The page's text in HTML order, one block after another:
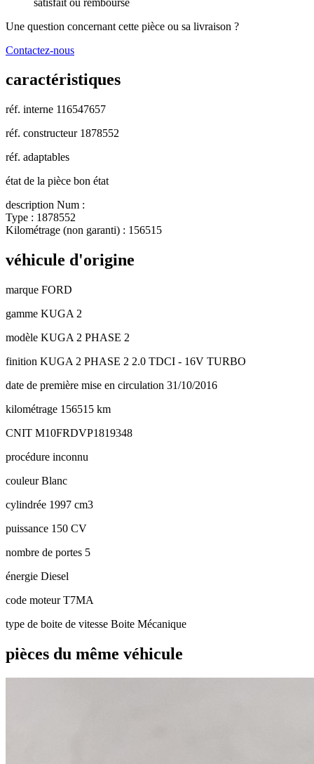
Une question concernant cette pièce ou sa livraison ?
Contactez-nous
caractéristiques
réf. interne 116547657
réf. constructeur 1878552
réf. adaptables
état de la pièce bon état
description Num :
Type : 1878552
Kilométrage (non garanti) : 156515
véhicule d'origine
marque FORD
gamme KUGA 2
modèle KUGA 2 PHASE 2
finition KUGA 2 PHASE 2 2.0 TDCI - 16V TURBO
date de première mise en circulation 31/10/2016
kilométrage 156515 km
CNIT M10FRDVP1819348
procédure inconnu
couleurBlanc
cylindrée 1997 cm3
puissance 150 CV
nombre de portes 5
énergie Diesel
code moteurT7MA
type de boite de vitesse Boite Mécanique
pièces du même véhicule